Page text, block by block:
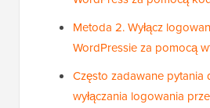
Metoda 2. Wyłącz
WordPressie za pomocą
Często zadawane pytania
wyłączania logowania